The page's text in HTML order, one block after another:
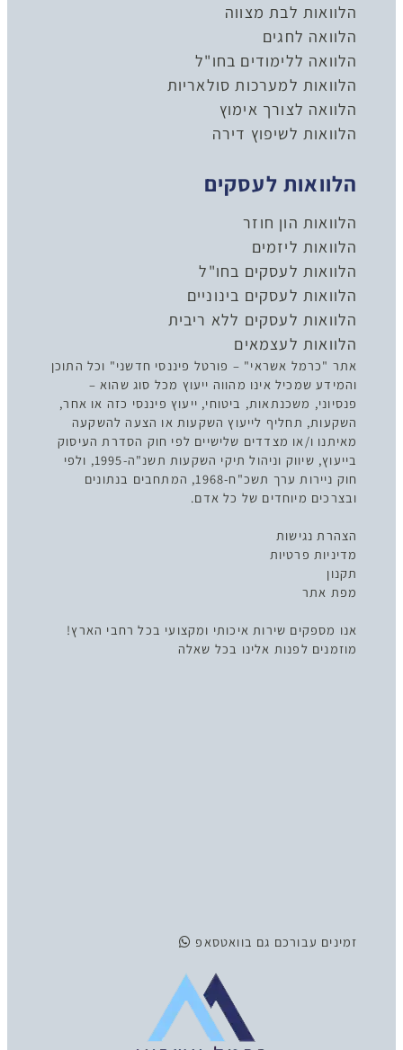
הלוואות לבת מצווה
הלוואה לחגים
הלוואה ללימודים בחו"ל
הלוואות למערכות סולאריות
הלוואה לצורך אימוץ
הלוואות לשיפוץ דירה
הלוואות לעסקים
הלוואות הון חוזר
הלוואות ליזמים
הלוואות לעסקים בחו"ל
הלוואות לעסקים בינוניים
הלוואות לעסקים ללא ריבית
הלוואות לעצמאים
אתר "כרמל אשראי" – פורטל פיננסי חדשני" וכל התוכן
והמידע שמכיל אינו מהווה ייעוץ מכל סוג שהוא –
פנסיוני, משכנתאות, ביטוחי, ייעוץ פיננסי כזה או אחר,
השקעות, תחליף לייעוץ השקעות או הצעה להשקעה
מאיתנו ו/או מצדדים שלישיים לפי חוק הסדרת העיסוק
בייעוץ, שיווק וניהול תיקי השקעות תשנ"ה-1995, ולפי
חוק ניירות ערך תשכ"ח-1968, המתחבים בנתונים
ובצרכים מיוחדים של כל אדם.
הצהרת נגישות
מדיניות פרטיות
תקנון
מפת אתר
אנו מספקים שירות איכותי ומקצועי בכל רחבי הארץ!
מוזמנים לפנות אלינו בכל שאלה
זמינים עבורכם גם בוואטסאפ